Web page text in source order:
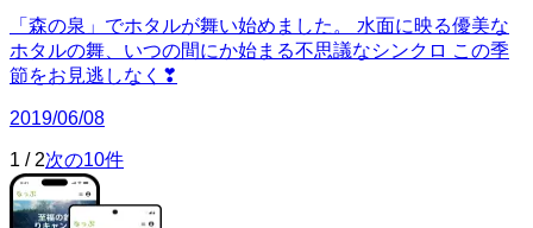
「森の泉」でホタルが舞い始めました。 水面に映る優美な
ホタルの舞、いつの間にか始まる不思議なシンクロ この季
節をお見逃しなく❣
2019/06/08
1 / 2次の10件